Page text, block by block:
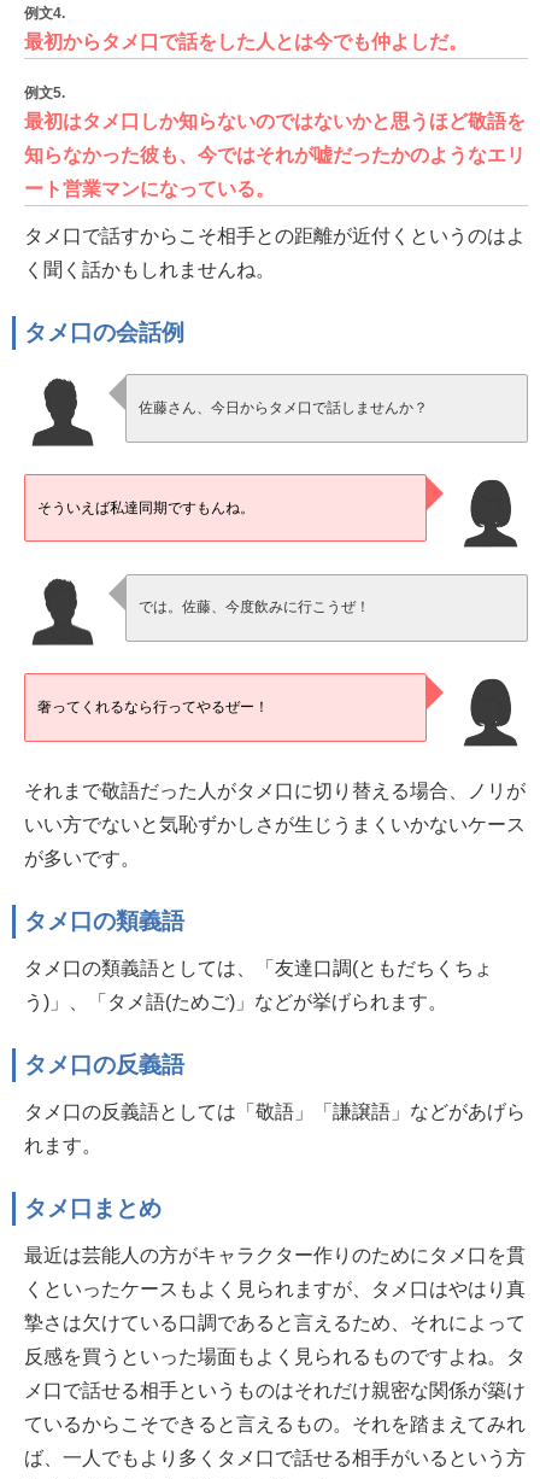
例文4.
最初からタメ口で話をした人とは今でも仲よしだ。
例文5.
最初はタメ口しか知らないのではないかと思うほど敬語を
知らなかった彼も、今ではそれが嘘だったかのようなエリ
ート営業マンになっている。
タメ口で話すからこそ相手との距離が近付くというのはよ
く聞く話かもしれませんね。
タメ口の会話例
佐藤さん、今日からタメ口で話しませんか？
そういえば私達同期ですもんね。
では。佐藤、今度飲みに行こうぜ！
奢ってくれるなら行ってやるぜー！
それまで敬語だった人がタメ口に切り替える場合、ノリが
いい方でないと気恥ずかしさが生じうまくいかないケース
が多いです。
タメ口の類義語
タメ口の類義語としては、「友達口調(ともだちくちょ
う)」、「タメ語(ためご)」などが挙げられます。
タメ口の反義語
タメ口の反義語としては「敬語」「謙譲語」などがあげら
れます。
タメ口まとめ
最近は芸能人の方がキャラクター作りのためにタメ口を貫
くといったケースもよく見られますが、タメ口はやはり真
摯さは欠けている口調であると言えるため、それによって
反感を買うといった場面もよく見られるものですよね。タ
メ口で話せる相手というものはそれだけ親密な関係が築け
ているからこそできると言えるもの。それを踏まえてみれ
ば、一人でもより多くタメ口で話せる相手がいるという方